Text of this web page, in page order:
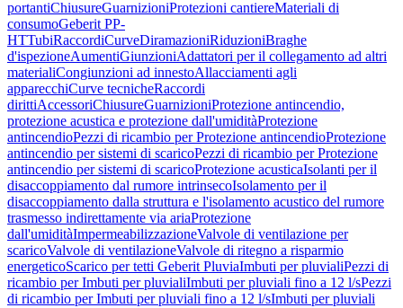
portantiChiusureGuarnizioniProtezioni cantiereMateriali di
consumoGeberit PP-
HTTubiRaccordiCurveDiramazioniRiduzioniBraghe
d'ispezioneAumentiGiunzioniAdattatori per il collegamento ad altri
materialiCongiunzioni ad innestoAllacciamenti agli
apparecchiCurve tecnicheRaccordi
dirittiAccessoriChiusureGuarnizioniProtezione antincendio,
protezione acustica e protezione dall'umiditàProtezione
antincendioPezzi di ricambio per Protezione antincendioProtezione
antincendio per sistemi di scaricoPezzi di ricambio per Protezione
antincendio per sistemi di scaricoProtezione acusticaIsolanti per il
disaccoppiamento dal rumore intrinsecoIsolamento per il
disaccoppiamento dalla struttura e l'isolamento acustico del rumore
trasmesso indirettamente via ariaProtezione
dall'umiditàImpermeabilizzazioneValvole di ventilazione per
scaricoValvole di ventilazioneValvole di ritegno a risparmio
energeticoScarico per tetti Geberit PluviaImbuti per pluvialiPezzi di
ricambio per Imbuti per pluvialiImbuti per pluviali fino a 12 l/sPezzi
di ricambio per Imbuti per pluviali fino a 12 l/sImbuti per pluviali